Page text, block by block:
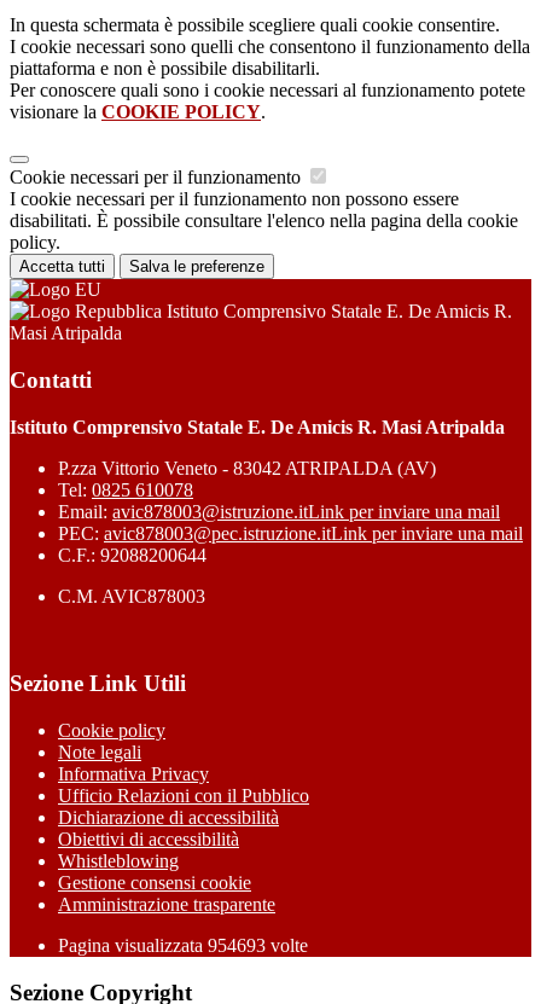
In questa schermata è possibile scegliere quali cookie consentire.
I cookie necessari sono quelli che consentono il funzionamento della
piattaforma e non è possibile disabilitarli.
Per conoscere quali sono i cookie necessari al funzionamento potete
visionare la COOKIE POLICY.
Cookie necessari per il funzionamento
I cookie necessari per il funzionamento non possono essere
disabilitati. È possibile consultare l'elenco nella pagina della cookie
policy.
Accetta tutti Salva le preferenze
Istituto Comprensivo Statale E. De Amicis R.
Masi Atripalda
Contatti
Istituto Comprensivo Statale E. De Amicis R. Masi Atripalda
P.zza Vittorio Veneto - 83042 ATRIPALDA (AV)
Tel: 0825 610078
Email: avic878003@istruzione.itLink per inviare una mail
PEC: avic878003@pec.istruzione.itLink per inviare una mail
C.F.: 92088200644
C.M. AVIC878003
Sezione Link Utili
Cookie policy
Note legali
Informativa Privacy
Ufficio Relazioni con il Pubblico
Dichiarazione di accessibilità
Obiettivi di accessibilità
Whistleblowing
Gestione consensi cookie
Amministrazione trasparente
Pagina visualizzata 954693 volte
Sezione Copyright